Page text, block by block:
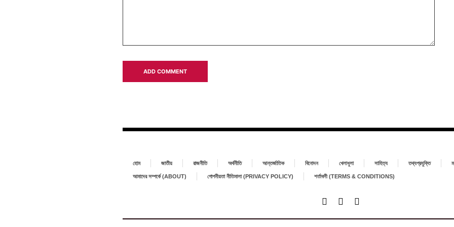
হোম জাতীয় রাজনীতি অর্থনীতি আন্তর্জাতিক বিনোদন খেলাধুলা সাহিত্য তথ্যপ্রযুক্তি
আমাদের সম্পর্কে (ABOUT) গোপনীয়তা নীতিমালা (PRIVACY POLICY) শর্তাবলী (TERMS & CONDITIONS)